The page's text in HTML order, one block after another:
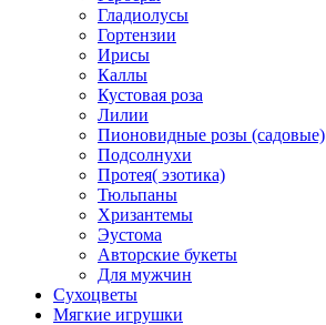
Гладиолусы
Гортензии
Ирисы
Каллы
Кустовая роза
Лилии
Пионовидные розы (садовые)
Подсолнухи
Протея( эзотика)
Тюльпаны
Хризантемы
Эустома
Авторские букеты
Для мужчин
Сухоцветы
Мягкие игрушки